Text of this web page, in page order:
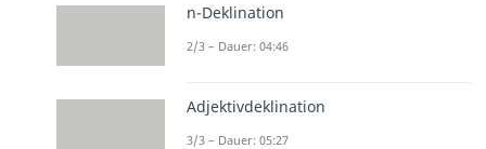
n-Deklination
2/3 – Dauer: 04:46
Adjektivdeklination
3/3 – Dauer: 05:27